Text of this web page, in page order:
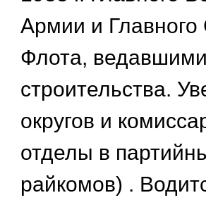
Армии и
Флота,
строительства.
округов и
отделы в
райкомов) .